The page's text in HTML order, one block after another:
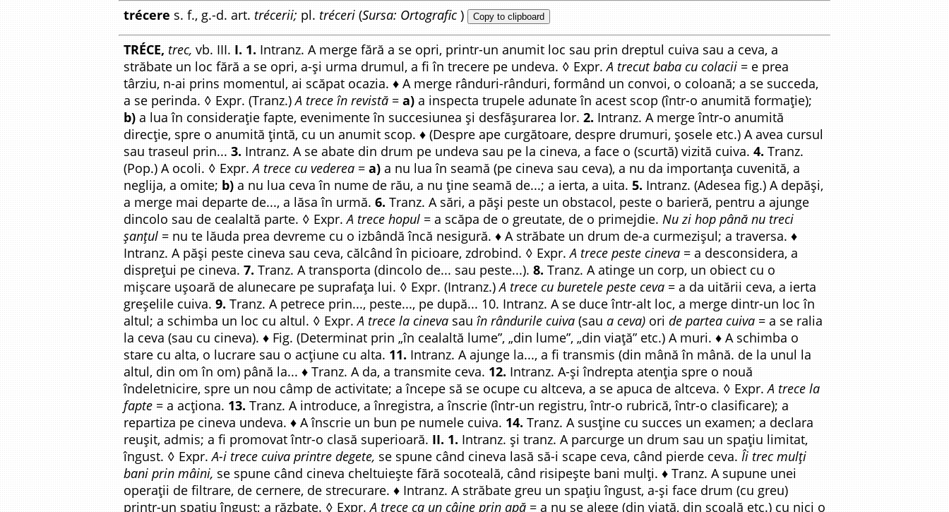
trécere s. f., g.-d. art. trécerii; pl. tréceri (Sursa: Ortografic ) Copy to clipboard
TRÉCE, trec, vb. III. I. 1. Intranz. A merge fără a se opri, printr-un anumit loc sau prin dreptul cuiva sau a ceva, a
străbate un loc fără a se opri, a-și urma drumul, a fi în trecere pe undeva. ◊ Expr.A trecut baba cu colacii = e prea
târziu, n-ai prins momentul, ai scăpat ocazia. ♦ A merge rânduri-rânduri, formând un convoi, o coloană; a se succeda,
a se perinda. ◊ Expr. (Tranz.)A trece în revistă = a) a inspecta trupele adunate în acest scop (într-o anumită formație);
b) a lua în considerație fapte, evenimente în succesiunea și desfășurarea lor. 2. Intranz. A merge într-o anumită
direcție, spre o anumită țintă, cu un anumit scop. ♦ (Despre ape curgătoare, despre drumuri, șosele etc.) A avea cursul
sau traseul prin... 3. Intranz. A se abate din drum pe undeva sau pe la cineva, a face o (scurtă) vizită cuiva. 4. Tranz.
(Pop.) A ocoli. ◊ Expr.A trece cu vederea = a) a nu lua în seamă (pe cineva sau ceva), a nu da importanța cuvenită, a
neglija, a omite; b) a nu lua ceva în nume de rău, a nu ține seamă de...; a ierta, a uita. 5. Intranz. (Adesea fig.) A depăși,
a merge mai departe de..., a lăsa în urmă. 6. Tranz. A sări, a păși peste un obstacol, peste o barieră, pentru a ajunge
dincolo sau de cealaltă parte. ◊ Expr.A trece hopul = a scăpa de o greutate, de o primejdie. Nu zi hop până nu treci
șanțul = nu te lăuda prea devreme cu o izbândă încă nesigură. ♦ A străbate un drum de-a curmezișul; a traversa. ♦
Intranz. A păși peste cineva sau ceva, călcând în picioare, zdrobind. ◊ Expr.A trece peste cineva = a desconsidera, a
disprețui pe cineva. 7. Tranz. A transporta (dincolo de... sau peste...). 8. Tranz. A atinge un corp, un obiect cu o
mișcare ușoară de alunecare pe suprafața lui. ◊ Expr. (Intranz.)A trece cu buretele peste ceva = a da uitării ceva, a ierta
greșelile cuiva. 9. Tranz. A petrece prin..., peste..., pe după... 10. Intranz. A se duce într-alt loc, a merge dintr-un loc în
altul; a schimba un loc cu altul. ◊ Expr.A trece la cineva sau în rândurile cuiva (sau a ceva) ori de partea cuiva = a se ralia
la ceva (sau cu cineva). ♦ Fig. (Determinat prin „în cealaltă lume”, „din lume”, „din viață” etc.) A muri. ♦ A schimba o
stare cu alta, o lucrare sau o acțiune cu alta. 11. Intranz. A ajunge la..., a fi transmis (din mână în mână. de la unul la
altul, din om în om) până la... ♦ Tranz. A da, a transmite ceva. 12. Intranz. A-și îndrepta atenția spre o nouă
îndeletnicire, spre un nou câmp de activitate; a începe să se ocupe cu altceva, a se apuca de altceva. ◊ Expr.A trece la
fapte = a acționa. 13. Tranz. A introduce, a înregistra, a înscrie (într-un registru, într-o rubrică, într-o clasificare); a
repartiza pe cineva undeva. ♦ A înscrie un bun pe numele cuiva. 14. Tranz. A susține cu succes un examen; a declara
reușit, admis; a fi promovat într-o clasă superioară. II. 1. Intranz. și tranz. A parcurge un drum sau un spațiu limitat,
îngust. ◊ Expr.A-i trece cuiva printre degete, se spune când cineva lasă să-i scape ceva, când pierde ceva. Îi trec mulți
bani prin mâini, se spune când cineva cheltuiește fără socoteală, când risipește bani mulți. ♦ Tranz. A supune unei
operații de filtrare, de cernere, de strecurare. ♦ Intranz. A străbate greu un spațiu îngust, a-și face drum (cu greu)
printr-un spațiu îngust; a răzbate. ◊ Expr.A trece ca un câine prin apă = a nu se alege (din viață, din școală etc.) cu nici o